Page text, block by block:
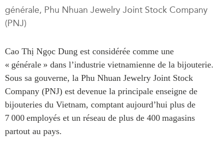
Rapports Annuels
Toutes les publications
Asie du Sud-Est
Asie du Nord
Asie du Sud
Communiqués
PUBLICATIONS
Observatoire Asie
Perspectives
Dépêches
générale, Phu Nhuan Jewelry Joint Stock Company
(PNJ)
Cao Thị Ngọc Dung est considérée comme une
« générale » dans l’industrie vietnamienne de la bijouterie.
Sous sa gouverne, la Phu Nhuan Jewelry Joint Stock
Company (PNJ) est devenue la principale enseigne de
bijouteries du Vietnam, comptant aujourd’hui plus de
7 000 employés et un réseau de plus de 400 magasins
partout au pays.